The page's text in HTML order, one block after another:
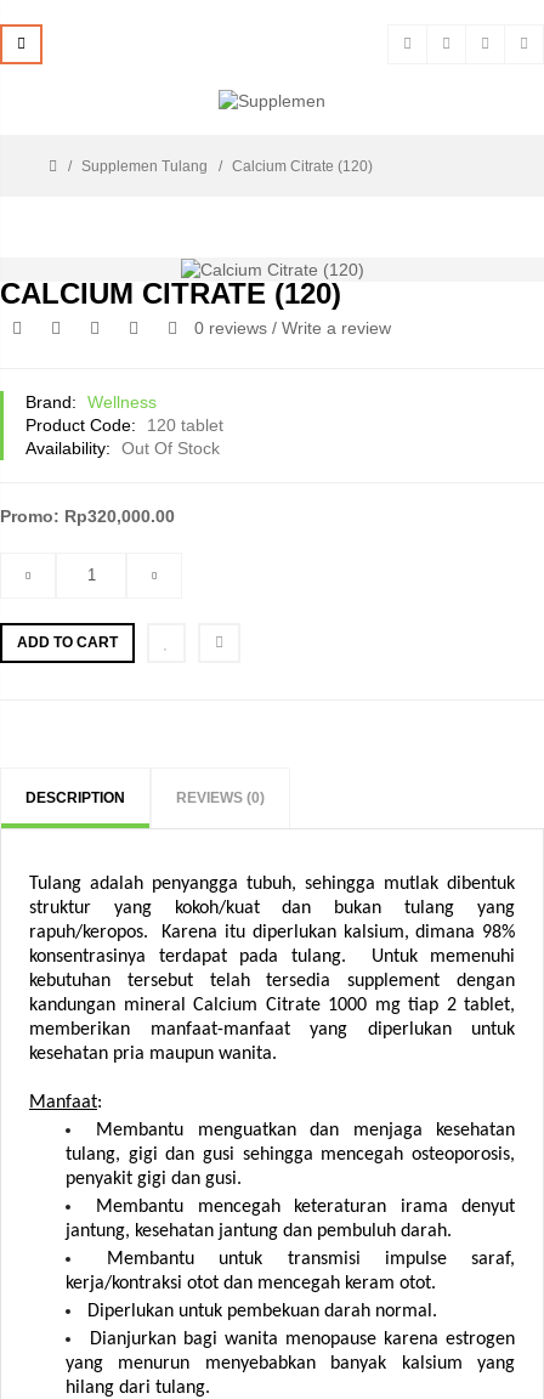
Supplemen Tulang Calcium Citrate (120)
CALCIUM CITRATE (120)
0 reviews / Write a review
Brand:
Wellness
Product Code:
120 tablet
Availability:
Out Of Stock
Promo: Rp320,000.00
ADD TO CART
DESCRIPTION REVIEWS (0)
Tulang adalah penyangga tubuh, sehingga mutlak dibentuk
struktur yang kokoh/kuat dan bukan tulang yang
rapuh/keropos. Karena itu diperlukan kalsium, dimana 98%
konsentrasinya terdapat pada tulang. Untuk memenuhi
kebutuhan tersebut telah tersedia supplement dengan
kandungan mineral Calcium Citrate 1000 mg tiap 2 tablet,
memberikan manfaat-manfaat yang diperlukan untuk
kesehatan pria maupun wanita.
Manfaat:
Membantu menguatkan dan menjaga kesehatan
tulang, gigi dan gusi sehingga mencegah osteoporosis,
penyakit gigi dan gusi.
Membantu mencegah keteraturan irama denyut
jantung, kesehatan jantung dan pembuluh darah.
Membantu untuk transmisi impulse saraf,
kerja/kontraksi otot dan mencegah keram otot.
Diperlukan untuk pembekuan darah normal.
Dianjurkan bagi wanita menopause karena estrogen
yang menurun menyebabkan banyak kalsium yang
hilang dari tulang.